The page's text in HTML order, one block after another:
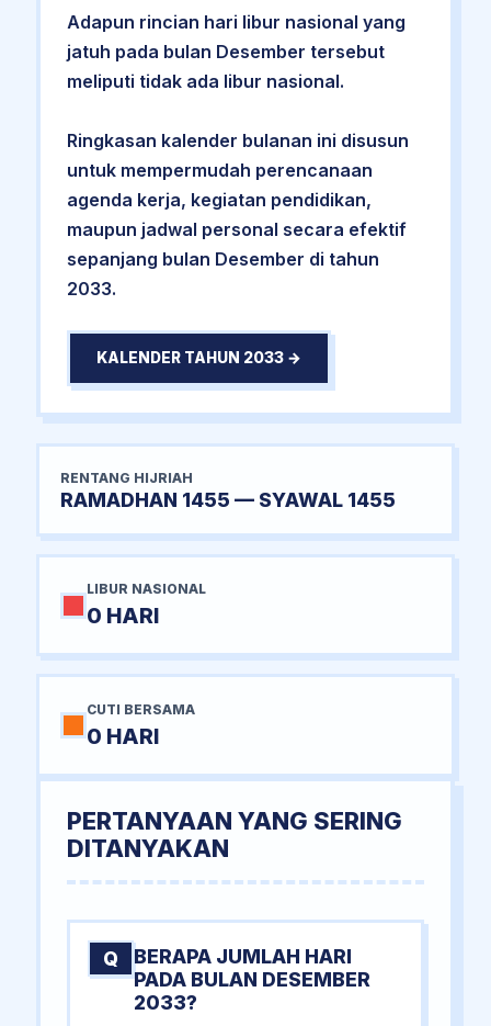
Adapun rincian hari libur nasional yang
jatuh pada bulan Desember tersebut
meliputi tidak ada libur nasional.
Ringkasan kalender bulanan ini disusun
untuk mempermudah perencanaan
agenda kerja, kegiatan pendidikan,
maupun jadwal personal secara efektif
sepanjang bulan Desember di tahun
2033.
KALENDER TAHUN 2033 →
RENTANG HIJRIAH
RAMADHAN 1455 — SYAWAL 1455
LIBUR NASIONAL
0 HARI
CUTI BERSAMA
0 HARI
PERTANYAAN YANG SERING
DITANYAKAN
Q
BERAPA JUMLAH HARI
PADA BULAN DESEMBER
2033?